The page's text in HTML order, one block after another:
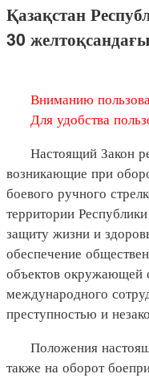
Қазақстан
30
Вниманию
Для удобства
Настоящий Закон
возникающие при
боевого ручного
территории
защиту жизни и
обеспечение
объектов окружающей
международного
преступностью и
Положения
также на оборот